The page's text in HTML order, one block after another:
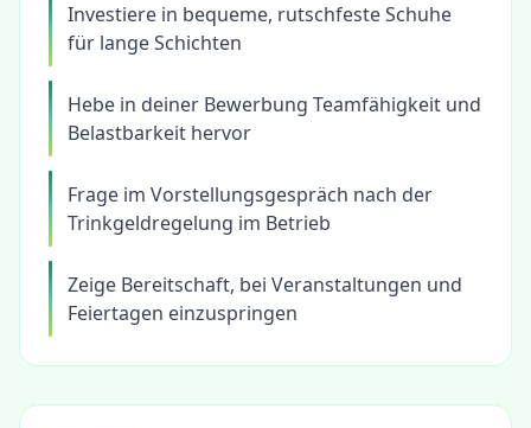
Investiere in bequeme, rutschfeste Schuhe
für lange Schichten
Hebe in deiner Bewerbung Teamfähigkeit und
Belastbarkeit hervor
Frage im Vorstellungsgespräch nach der
Trinkgeldregelung im Betrieb
Zeige Bereitschaft, bei Veranstaltungen und
Feiertagen einzuspringen